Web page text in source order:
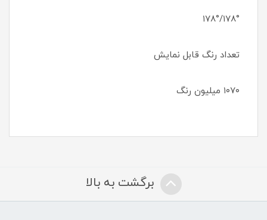
۱۷۸°/۱۷۸°
تعداد رنگ قابل نمایش
۱۰۷۰ میلیون رنگ
برگشت به بالا